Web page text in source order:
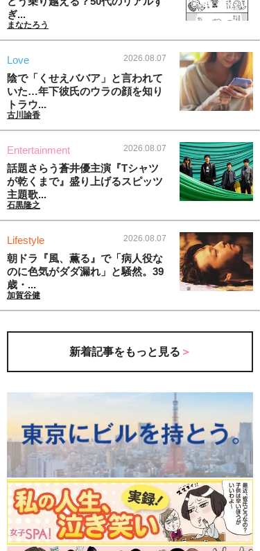
ぎ...
まなたろう
Love 2026.08.07
陰で「くせえババア」と言われて
いた…年下彼氏のウラの顔を知り
トラウ...
古川諭香
Entertainment 2026.08.07
話題さらう蒼井優主演『Tシャツ
が乾くまで』盛り上げるスピッツ
主題歌...
石黒隆之
Lifestyle 2026.08.07
朝ドラ『風、薫る』で「病人役な
のに色気がダダ漏れ」と騒然。39
歳・...
加賀谷健
新着記事をもっと見る